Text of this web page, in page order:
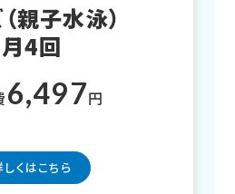
親子水泳）
月4回
6,497円
しくはこちら